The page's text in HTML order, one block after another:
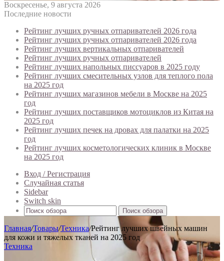
Воскресенье, 9 августа 2026
Последние новости
Рейтинг лучших ручных отпаривателей 2026 года
Рейтинг лучших ручных отпаривателей 2026 года
Рейтинг лучших вертикальных отпаривателей
Рейтинг лучших ручных отпаривателей
Рейтинг лучших напольных писсуаров в 2025 году
Рейтинг лучших смесительных узлов для теплого пола
на 2025 год
Рейтинг лучших магазинов мебели в Москве на 2025
год
Рейтинг лучших поставщиков мотоциклов из Китая на
2025 год
Рейтинг лучших печек на дровах для палатки на 2025
год
Рейтинг лучших косметологических клиник в Москве
на 2025 год
Вход / Регистрация
Случайная статья
Sidebar
Switch skin
Поиск обзора
Главная/Товары/Техника/Рейтинг лучших швейных машин
для кожи и тяжелых тканей на 2025 год
Техника